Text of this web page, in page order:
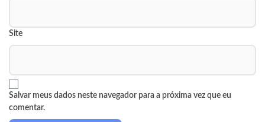
Site
Salvar meus dados neste navegador para a próxima vez que eu
comentar.